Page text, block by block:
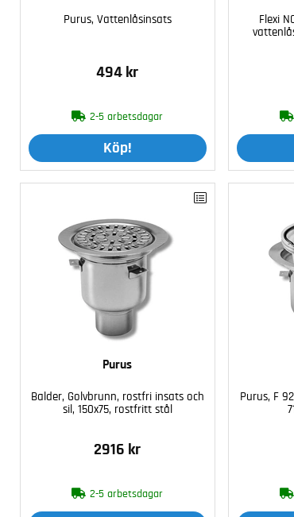
Purus, Vattenlåsinsats
494 kr
2-5 arbetsdagar
Köp!
Flexi
Purus
Balder, Golvbrunn, rostfri insats och
sil, 150x75, rostfritt stål
2916 kr
2-5 arbetsdagar
Purus, F